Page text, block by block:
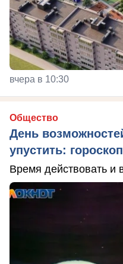
вчера в 10:30
Общество
День
упустить:
Время действовать и